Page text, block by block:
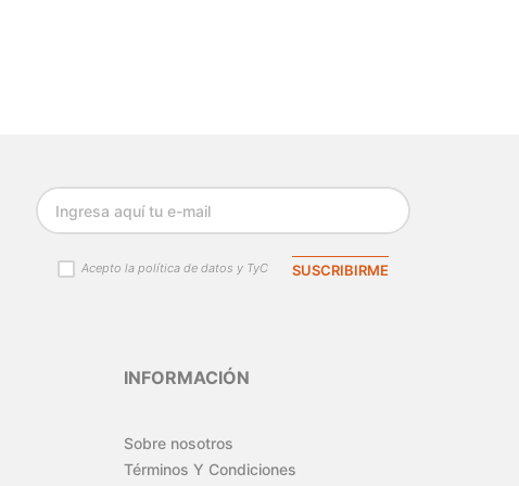
Acepto la política de datos y TyC SUSCRIBIRME
INFORMACIÓN
Sobre nosotros
Términos Y Condiciones